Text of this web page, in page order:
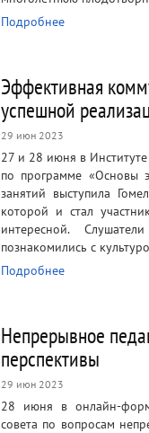
Подробнее
Эффективная
успешной
29 июн 2023
27 и 28 июня в
по программе «Основы
занятий выступила
которой и стал
интересной.
познакомились с
Подробнее
Непрерывное
перспективы
29 июн 2023
28 июня в онлайн-
совета по вопросам